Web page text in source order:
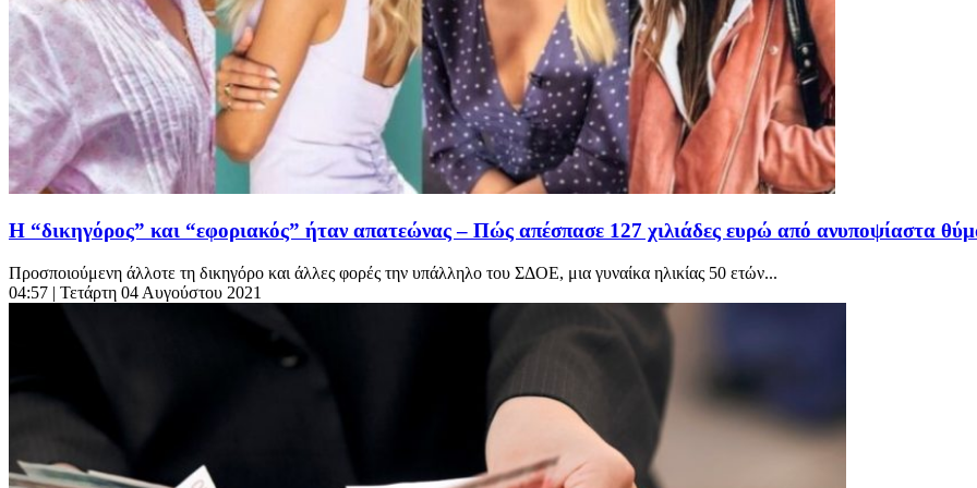
Η “δικηγόρος” και “εφοριακός” ήταν απατεώνας – Πώς απέσπασε 127 χιλιάδες ευρώ από ανυποψίαστα
Προσποιούμενη άλλοτε τη δικηγόρο και άλλες φορές την υπάλληλο του ΣΔΟΕ, μια γυναίκα ηλικίας 50 ετών...
04:57 | Τετάρτη 04 Αυγούστου 2021